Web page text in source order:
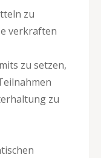
zu
verkraften
zu setzen,
zu